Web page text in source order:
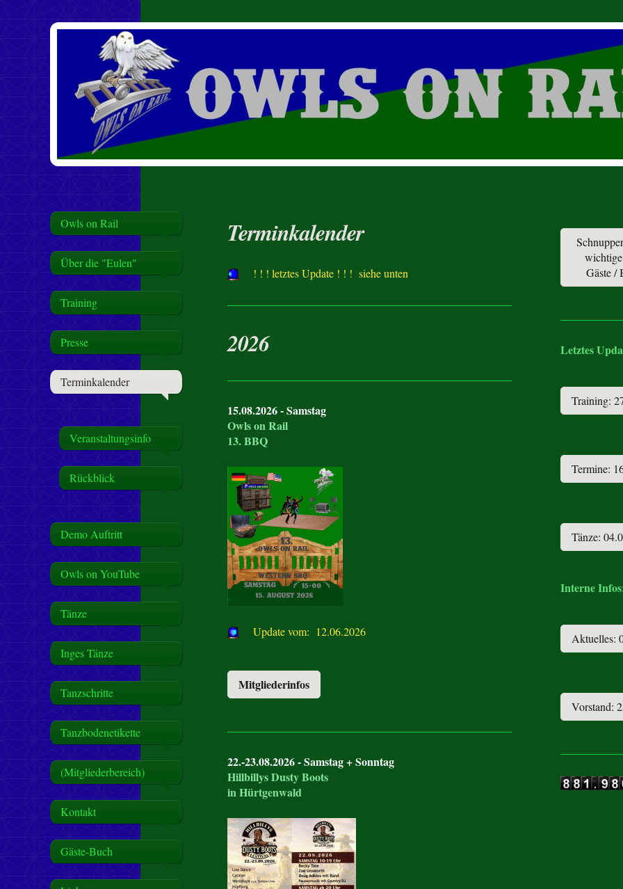
Owls on Rail
Über die "Eulen"
Training
Presse
Terminkalender
Veranstaltungsinfo
Rückblick
Demo Auftritt
Owls on YouTube
Tänze
Inges Tänze
Tanzschritte
Tanzbodenetikette
(Mitgliederbereich)
Kontakt
Gäste-Buch
Terminkalender
! ! ! letztes Update ! ! ! siehe unten
2026
15.08.2026 - Samstag
Owls on Rail
13. BBQ
Update vom: 12.06.2026
Mitgliederinfos
22.-23.08.2026 - Samstag + Sonntag
Hillbillys Dusty Boots
in Hürtgenwald
Gäste /
Letztes
Training:
Termine:
Tänze:
Interne
Aktuelles:
Vorstand: